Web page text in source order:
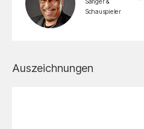
Schauspieler
Auszeichnungen